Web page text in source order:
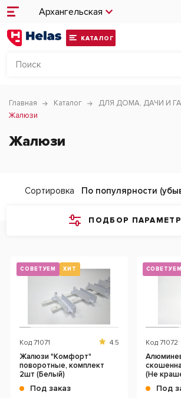
Архангельская
КАТАЛОГ
Главная Каталог
ДЛЯ ДОМА, ДАЧИ И
Жалюзи
Жалюзи
ПОДБОР
Сортировка
СОВЕТУЕМ ХИТ
Код 71071 4.5
Жалюзи "Комфорт"
поворотные, комплект
2шт (Белый)
Под заказ
СОВЕТУЕМ
Код 71072
(Не
Под